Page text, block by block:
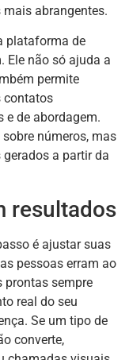
abrangentes.
plataforma de
Ele não só ajuda a
permite
contatos
e de abordagem.
números, mas
a partir da
resultados
é ajustar suas
pessoas erram ao
prontas sempre
real do seu
Se um tipo de
converte,